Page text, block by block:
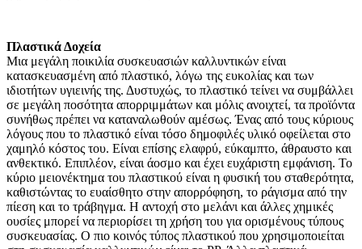
Πλαστικά Δοχεία
Μια μεγάλη ποικιλία συσκευασιών καλλυντικών είναι
κατασκευασμένη από πλαστικό, λόγω της ευκολίας και των
ιδιοτήτων υγιεινής της. Δυστυχώς, το πλαστικό τείνει να συμβάλλει
σε μεγάλη ποσότητα απορριμμάτων και μόλις ανοιχτεί, τα προϊόντα
συνήθως πρέπει να καταναλωθούν αμέσως. Ένας από τους κύριους
λόγους που το πλαστικό είναι τόσο δημοφιλές υλικό οφείλεται στο
χαμηλό κόστος του. Είναι επίσης ελαφρύ, εύκαμπτο, άθραυστο και
ανθεκτικό. Επιπλέον, είναι άοσμο και έχει ευχάριστη εμφάνιση. Το
κύριο μειονέκτημα του πλαστικού είναι η φυσική του σταθερότητα,
καθιστώντας το ευαίσθητο στην απορρόφηση, το ράγισμα από την
πίεση και το τράβηγμα. Η αντοχή στο μελάνι και άλλες χημικές
ουσίες μπορεί να περιορίσει τη χρήση του για ορισμένους τύπους
συσκευασίας. Ο πιο κοινός τύπος πλαστικού που χρησιμοποιείται